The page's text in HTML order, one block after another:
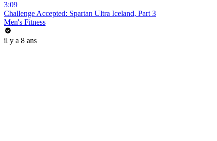
3:09
Challenge Accepted: Spartan Ultra Iceland, Part 3
Men's Fitness
il y a 8 ans